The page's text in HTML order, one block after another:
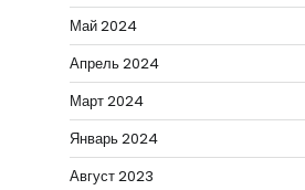
Май 2024
Апрель 2024
Март 2024
Январь 2024
Август 2023